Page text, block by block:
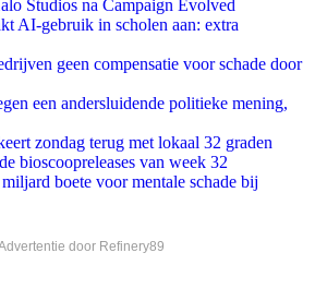
Studios na Campaign Evolved
AI-gebruik in scholen aan: extra
geen compensatie voor schade door
een andersluidende politieke mening,
zondag terug met lokaal 32 graden
bioscoopreleases van week 32
boete voor mentale schade bij
door Refinery89